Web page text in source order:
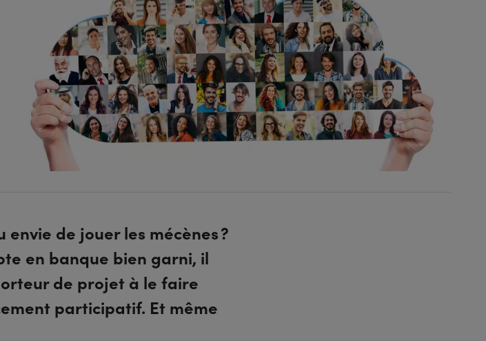
envie de jouer les mécènes ?
en banque bien garni, il
de projet à le faire
participatif. Et même